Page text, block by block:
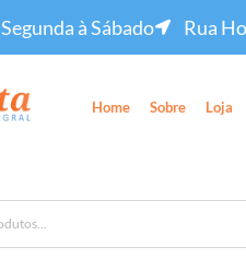
Segunda à Sábado Rua
Home Sobre Loja